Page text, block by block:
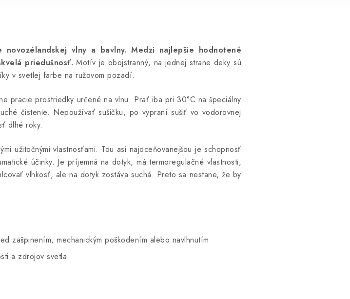
vlny a bavlny. Medzi najlepšie hodnotené
priedušnosť.Motív je obojstranný, na jednej strane deky sú
v svetlej farbe na ružovom pozadí.
pracie prostriedky určené na vlnu. Prať iba pri 30°C na špeciálny
čistenie. Nepoužívať sušičku, po vypraní sušiť vo vodorovnej
dlhé roky.
užitočnými vlastnosťami. Tou asi najoceňovanejšou je schopnosť
účinky. Je príjemná na dotyk, má termoregulačné vlastnosti,
vlhkosť, ale na dotyk zostáva suchá. Preto sa nestane, že by
zašpinením, mechanickým poškodením alebo navlhnutím
a zdrojov svetla.